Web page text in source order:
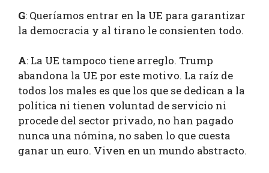
G: Queríamos entrar en la UE para garantizar
la democracia y al tirano le consienten todo.
A: La UE tampoco tiene arreglo. Trump
abandona la UE por este motivo. La raíz de
todos los males es que los que se dedican a la
política ni tienen voluntad de servicio ni
procede del sector privado, no han pagado
nunca una nómina, no saben lo que cuesta
ganar un euro. Viven en un mundo abstracto.